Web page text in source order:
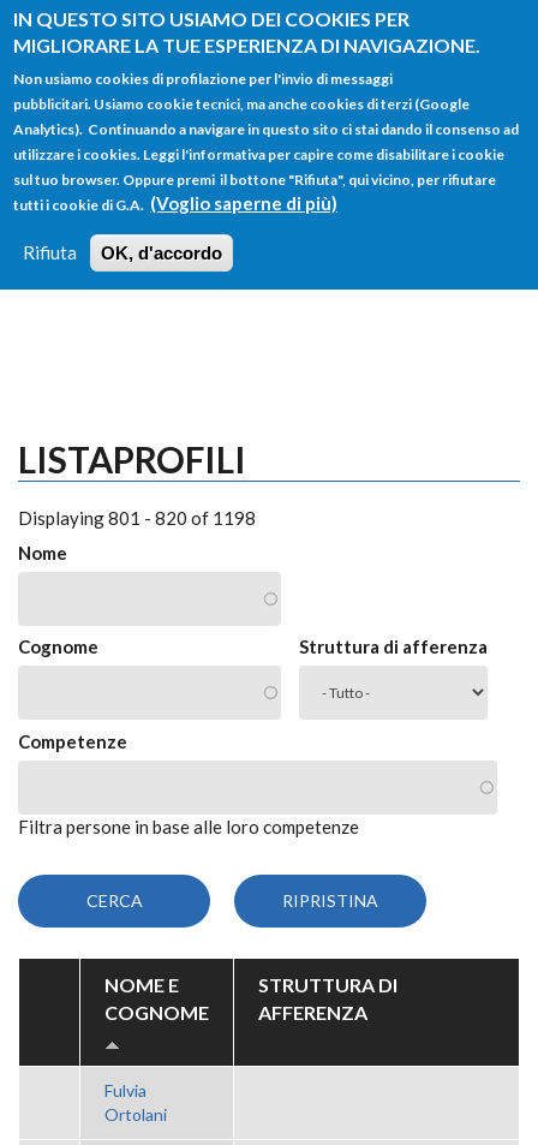
IN QUESTO SITO USIAMO DEI COOKIES PER
MIGLIORARE LA TUE ESPERIENZA DI NAVIGAZIONE.
Non usiamo cookies di profilazione per l'invio di messaggi
pubblicitari. Usiamo cookie tecnici, ma anche cookies di terzi (Google
Analytics). Continuando a navigare in questo sito ci stai dando il consenso ad
utilizzare i cookies. Leggi l'informativa per capire come disabilitare i cookie
sul tuo browser. Oppure premi il bottone "Rifiuta", qui vicino, per rifiutare
tutti i cookie di G.A. (Voglio saperne di più)
Rifiuta OK, d'accordo
Salta al contenuto principale
FORM
DI
RICERCA
Main menu
HOME TUTTI I PROFILI
LOGIN
LISTAPROFILI
Displaying 801 - 820 of 1198
Nome
Cognome Struttura di afferenza
Competenze
Filtra persone in base alle loro competenze
NOME E
COGNOME
STRUTTURA DI
AFFERENZA
Fulvia
Ortolani